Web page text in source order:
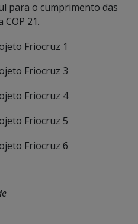
para o cumprimento das
21.